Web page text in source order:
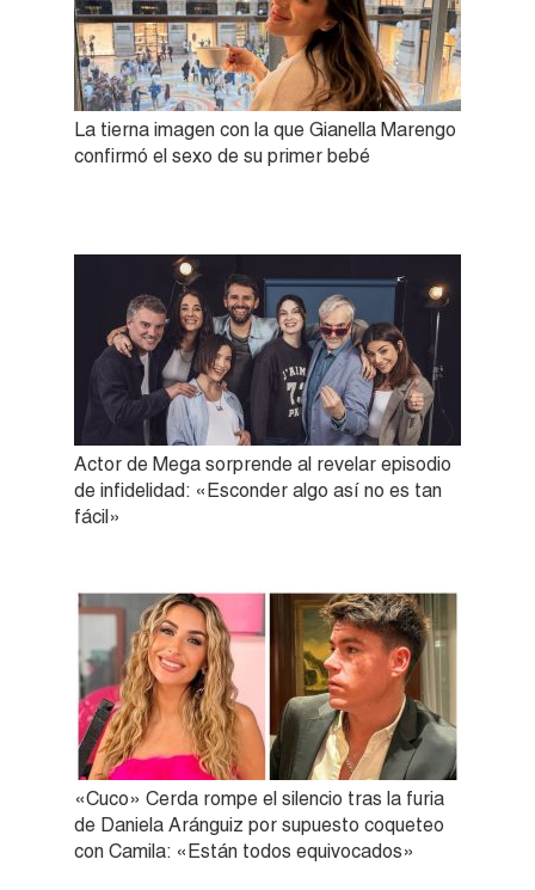
La tierna imagen con la que Gianella Marengo
confirmó el sexo de su primer bebé
Actor de Mega sorprende al revelar episodio
de infidelidad: «Esconder algo así no es tan
fácil»
«Cuco» Cerda rompe el silencio tras la furia
de Daniela Aránguiz por supuesto coqueteo
con Camila: «Están todos equivocados»